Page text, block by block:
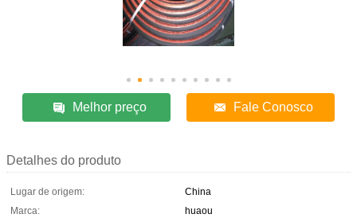
Melhor preço Fale Conosco
Detalhes do produto
Lugar de origem:
China
Marca:
huaou